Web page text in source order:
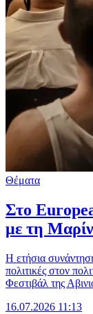
Θέματα
Στο
με τη
Η ετήσια
πολιτικές στον
Φεστιβάλ της
16.07.2026 11:13